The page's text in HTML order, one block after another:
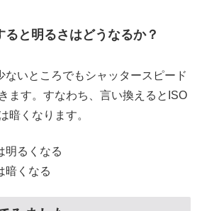
ると明るさはどうなるか？
ないところでもシャッタースピード
ます。すなわち、言い換えるとISO
暗くなります。
明るくなる
暗くなる